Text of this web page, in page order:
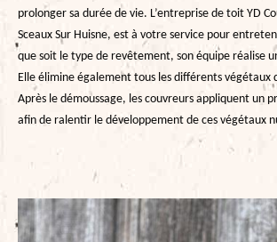
prolonger sa durée de vie. L’entreprise de toit YD
Sceaux Sur Huisne, est à votre service pour
que soit le type de revêtement, son équipe réalise
Elle élimine également tous les différents végétaux
Après le démoussage, les couvreurs appliquent un
afin de ralentir le développement de ces végétaux